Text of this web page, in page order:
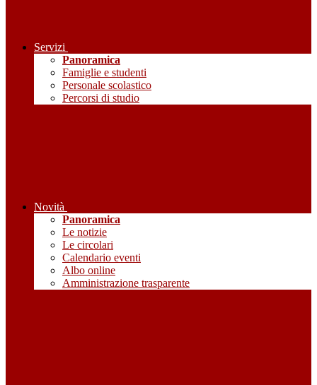
Servizi
Panoramica
Famiglie e studenti
Personale scolastico
Percorsi di studio
Novità
Panoramica
Le notizie
Le circolari
Calendario eventi
Albo online
Amministrazione trasparente